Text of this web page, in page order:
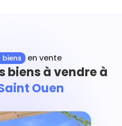
biens en vente
biens à vendre à
Ouen